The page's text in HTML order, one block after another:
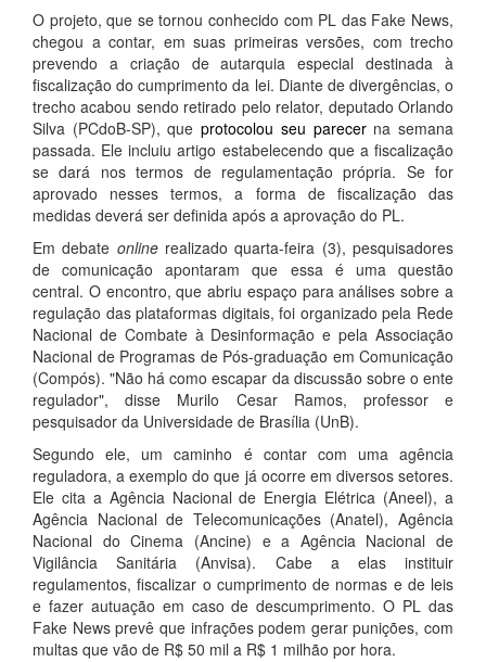
O projeto, que se tornou conhecido com PL das Fake News,
chegou a contar, em suas primeiras versões, com trecho
prevendo a criação de autarquia especial destinada à
fiscalização do cumprimento da lei. Diante de divergências, o
trecho acabou sendo retirado pelo relator, deputado Orlando
Silva (PCdoB-SP), queprotocolou seu parecerna semana
passada. Ele incluiu artigo estabelecendo que a fiscalização
se dará nos termos de regulamentação própria. Se for
aprovado nesses termos, a forma de fiscalização das
medidas deverá ser definida após a aprovação do PL.
Em debate onlinerealizado quarta-feira (3), pesquisadores
de comunicação apontaram que essa é uma questão
central. O encontro, que abriu espaço para análises sobre a
regulação das plataformas digitais, foi organizado pela Rede
Nacional de Combate à Desinformação e pela Associação
Nacional de Programas de Pós-graduação em Comunicação
(Compós). "Não há como escapar da discussão sobre o ente
regulador", disse Murilo Cesar Ramos, professor e
pesquisador da Universidade de Brasília (UnB).
Segundo ele, um caminho é contar com uma agência
reguladora, a exemplo do que já ocorre em diversos setores.
Ele cita a Agência Nacional de Energia Elétrica (Aneel), a
Agência Nacional de Telecomunicações (Anatel), Agência
Nacional do Cinema (Ancine) e a Agência Nacional de
Vigilância Sanitária (Anvisa). Cabe a elas instituir
regulamentos, fiscalizar o cumprimento de normas e de leis
e fazer autuação em caso de descumprimento. O PL das
Fake News prevê que infrações podem gerar punições, com
multas que vão de R$ 50 mil a R$ 1 milhão por hora.